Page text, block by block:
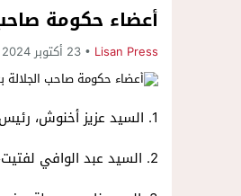
أعضاء حكومة
Lisan Press 23 أكتوبر 2024
1. السيد عزيز أخنوش، رئيس الحكومة*****
2. السيد عبد الوافي لفتيت، وزير الداخلية